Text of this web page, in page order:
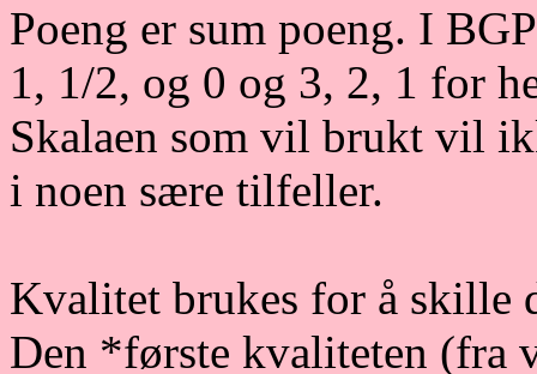
Poeng er sum poeng. I
1, 1/2, og 0 og 3, 2, 1 for
Skalaen som vil brukt vil
i noen sære tilfeller.
Kvalitet brukes for å skille
Den *første kvaliteten (fra